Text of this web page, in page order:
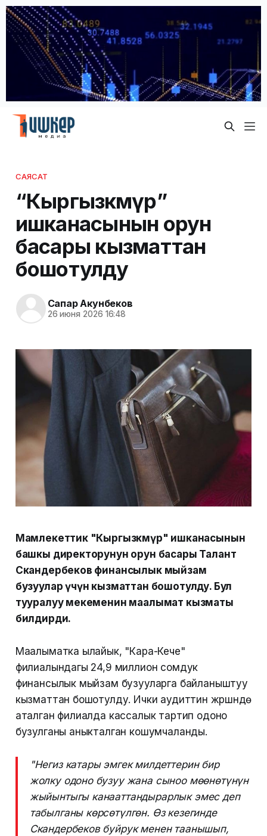
САЯСАТ
“Кыргызкөмүр”
ишканасынын орун
басары кызматтан
бошотулду
Сапар Акунбеков
26 июня 2026 16:48
Мамлекеттик "Кыргызкөмүр" ишканасынын
башкы директорунун орун басары Талант
Скандербеков финансылык мыйзам
бузуулар үчүн кызматтан бошотулду. Бул
тууралуу мекеменин маалымат кызматы
билдирди.
Маалыматка ылайык, "Кара-Кече"
филиалындагы 24,9 миллион сомдук
финансылык мыйзам бузууларга байланыштуу
кызматтан бошотулду. Ички аудиттин жүрүшүндө
аталган филиалда кассалык тартип одоно
бузулганы аныкталган кошумчаланды.
"Негиз катары эмгек милдеттерин бир
жолку одоно бузуу жана сыноо мөөнөтүнүн
жыйынтыгы канааттандырарлык эмес деп
табылганы көрсөтүлгөн. Өз кезегинде
Скандербеков буйрук менен таанышып,